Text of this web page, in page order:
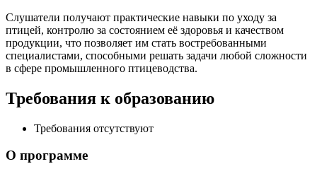
Слушатели получают практические навыки по уходу за
птицей, контролю за состоянием её здоровья и качеством
продукции, что позволяет им стать востребованными
специалистами, способными решать задачи любой сложности
в сфере промышленного птицеводства.
Требования к образованию
Требования отсутствуют
О программе